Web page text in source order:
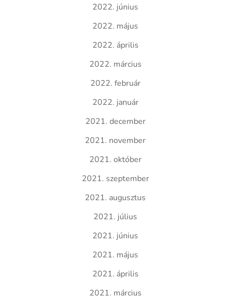
2022. június
2022. május
2022. április
2022. március
2022. február
2022. január
2021. december
2021. november
2021. október
2021. szeptember
2021. augusztus
2021. július
2021. június
2021. május
2021. április
2021. március